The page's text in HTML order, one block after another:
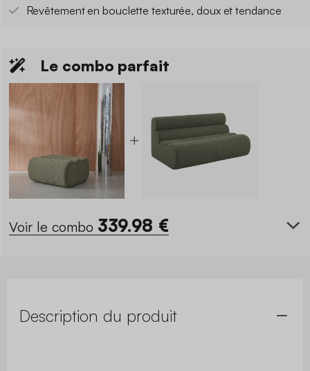
Revêtement en bouclette texturée, doux et tendance
Le combo parfait
Voir le combo 339.98 €
Description du produit